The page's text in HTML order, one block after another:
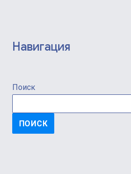
Навигация
Поиск
ПОИСК